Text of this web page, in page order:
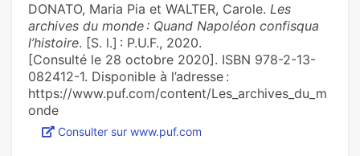
DONATO, Maria Pia et WALTER, Carole. Les
archives du monde : Quand Napoléon confisqua
l’histoire. [S. l.] : P.U.F., 2020.
[Consulté le 28 octobre 2020]. ISBN 978-2-13-
082412-1. Disponible à l’adresse :
https://www.puf.com/content/Les_archives_du_m
onde
Consulter sur www.puf.com